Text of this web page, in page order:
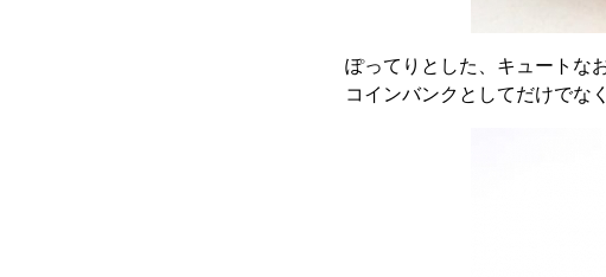
ぽってりとした、キュートな
コインバンクとしてだけでな